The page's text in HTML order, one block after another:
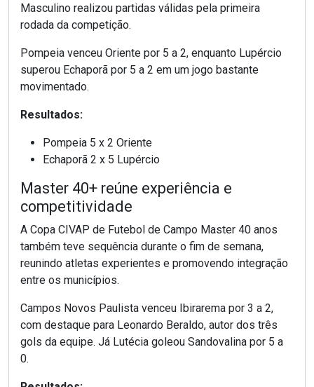
Masculino realizou partidas válidas pela primeira
rodada da competição.
Pompeia venceu Oriente por 5 a 2, enquanto Lupércio
superou Echaporã por 5 a 2 em um jogo bastante
movimentado.
Resultados:
Pompeia 5 x 2 Oriente
Echaporã 2 x 5 Lupércio
Master 40+ reúne experiência e
competitividade
A Copa CIVAP de Futebol de Campo Master 40 anos
também teve sequência durante o fim de semana,
reunindo atletas experientes e promovendo integração
entre os municípios.
Campos Novos Paulista venceu Ibirarema por 3 a 2,
com destaque para Leonardo Beraldo, autor dos três
gols da equipe. Já Lutécia goleou Sandovalina por 5 a
0.